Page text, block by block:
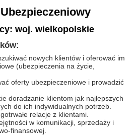
woj. wielkopolskie
nowych klientów i oferować im
(ubezpieczenia na życie,
oferty ubezpieczeniowe i prowadzić
doradzanie klientom jak najlepszych
do ich indywidualnych potrzeb.
relacje z klientami.
w komunikacji, sprzedaży i
finansowej.